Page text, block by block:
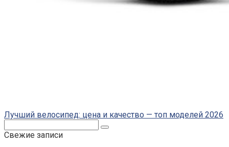
Лучший велосипед: цена и качество — топ моделей 2026
Свежие записи